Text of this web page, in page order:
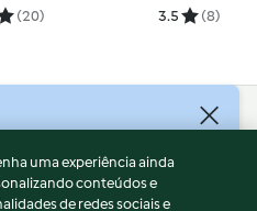
(20) 3.5 (8)
uma experiência ainda
conteúdos e
de redes sociais e